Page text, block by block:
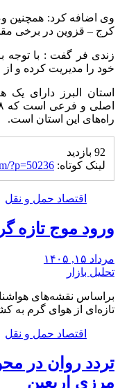
وی اضافه کرد: همچنین
کرج – قزوین در برخی
زندی فر گفت : با توجه
خود را مدیریت کرده و
راه‌های این استان است.
92 بازدید
لینک کوتاه: ?p=50236
اقتصاد حمل و نقل
ورود موج تازه
مرداد ۱۵, ۱۴۰۵
تحلیل بازار
براساس نقشه‌های
تازه‌ای از هوای گرم به
اقتصاد حمل و نقل
تردد روان در
مرزی اربعین